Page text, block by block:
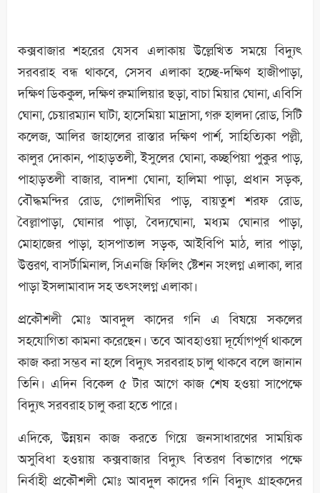
কক্সবাজার শহরের যেসব এলাকায় উল্লেখিত সময়ে বিদ্যুৎ
সরবরাহ বন্ধ থাকবে, সেসব এলাকা হচ্ছে-দক্ষিণ হাজীপাড়া,
দক্ষিণ ডিককুল, দক্ষিণ রুমালিয়ার ছড়া, বাচা মিয়ার ঘোনা, এবিসি
ঘোনা, চেয়ারম্যান ঘাটা, হাসেমিয়া মাদ্রাসা, গরু হালদা রোড, সিটি
কলেজ, আলির জাহালের রাস্তার দক্ষিণ পার্শ, সাহিত্যিকা পল্লী,
কালুর দোকান, পাহাড়তলী, ইসুলের ঘোনা, কচ্ছপিয়া পুকুর পাড়,
পাহাড়তলী বাজার, বাদশা ঘোনা, হালিমা পাড়া, প্রধান সড়ক,
বৌদ্ধমন্দির রোড, গোলদীঘির পাড়, বায়তুশ শরফ রোড,
বৈল্লাপাড়া, ঘোনার পাড়া, বৈদ্যঘোনা, মধ্যম ঘোনার পাড়া,
মোহাজের পাড়া, হাসপাতাল সড়ক, আইবিপি মাঠ, লার পাড়া,
উত্তরণ, বাসর্টামিনাল, সিএনজি ফিলিং ষ্টেশন সংলগ্ন এলাকা, লার
পাড়া ইসলামাবাদ সহ তৎসংলগ্ন এলাকা।
প্রকৌশলী মোঃ আবদুল কাদের গনি এ বিষয়ে সকলের
সহযোগিতা কামনা করেছেন। তবে আবহাওয়া দূর্যোগপূর্ণ থাকলে
কাজ করা সম্ভব না হলে বিদ্যুৎ সরবরাহ চালু থাকবে বলে জানান
তিনি। এদিন বিকেল ৫ টার আগে কাজ শেষ হওয়া সাপেক্ষে
বিদ্যুৎ সরবরাহ চালু করা হতে পারে।
এদিকে, উন্নয়ন কাজ করতে গিয়ে জনসাধারণের সাময়িক
অসুবিধা হওয়ায় কক্সবাজার বিদ্যুৎ বিতরণ বিভাগের পক্ষে
নির্বাহী প্রকৌশলী মোঃ আবদুল কাদের গনি বিদ্যুৎ গ্রাহকদের